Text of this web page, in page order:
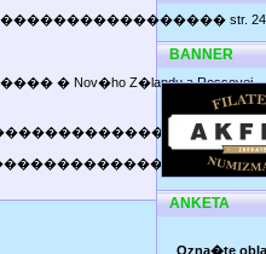
str.
Z�landu a Rossovej
BANNER
ANKETA
Ozna�te